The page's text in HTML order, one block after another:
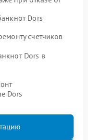
Dors
счетчиков
Dors в
Dors